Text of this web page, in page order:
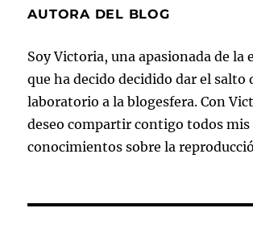
AUTORA DEL BLOG
Soy Victoria, una apasionada de la
que ha decido decidido dar el salto
laboratorio a la blogesfera. Con
deseo compartir contigo todos mis
conocimientos sobre la